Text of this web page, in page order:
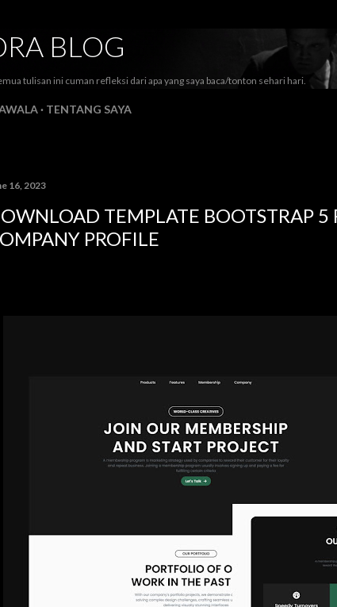
BLOG
tulisan ini cuman refleksi dari apa yang saya baca/tonton sehari hari.
TENTANG SAYA
16, 2023
TEMPLATE BOOTSTRAP 5
PROFILE